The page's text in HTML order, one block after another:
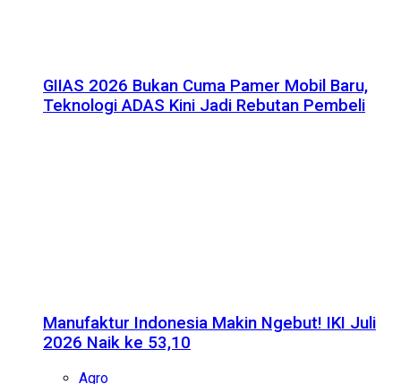
GIIAS 2026 Bukan Cuma Pamer Mobil Baru,
Teknologi ADAS Kini Jadi Rebutan Pembeli
Manufaktur Indonesia Makin Ngebut! IKI Juli
2026 Naik ke 53,10
Agro